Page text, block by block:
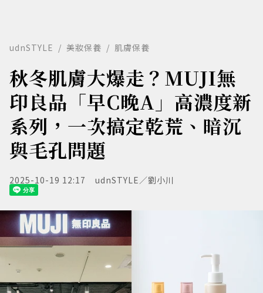
udnSTYLE 美妝保養 肌膚保養
秋冬肌膚大爆走？MUJI無
印良品「早C晚A」高濃度新
系列，一次搞定乾荒、暗沉
與毛孔問題
2025-10-19 12:17 udnSTYLE／劉小川